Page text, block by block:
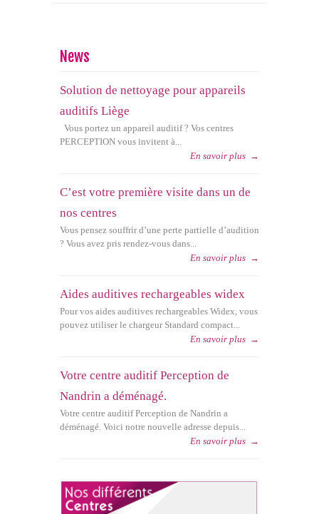
News
Solution de nettoyage pour appareils
auditifs Liège
Vous portez un appareil auditif ? Vos centres
PERCEPTION vous invitent à...
En savoir plus →
C’est votre première visite dans un de
nos centres
Vous pensez souffrir d’une perte partielle d’audition
? Vous avez pris rendez-vous dans...
En savoir plus →
Aides auditives rechargeables widex
Pour vos aides auditives rechargeables Widex, vous
pouvez utiliser le chargeur Standard compact...
En savoir plus →
Votre centre auditif Perception de
Nandrin a déménagé.
Votre centre auditif Perception de Nandrin a
déménagé. Voici notre nouvelle adresse depuis...
En savoir plus →